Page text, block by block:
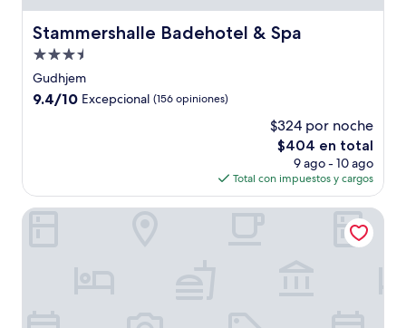
Stammershalle Badehotel & Spa
Stammershalle Badehotel & Spa
Propiedad
de
3.5
Gudhjem
9.4
9.4/10 Excepcional (156 opiniones)
$324 por noche
El
precio
actual
es
de
$404 en total
9 ago - 10 ago
Total con impuestos y cargos
Nordly Vandrerhjem